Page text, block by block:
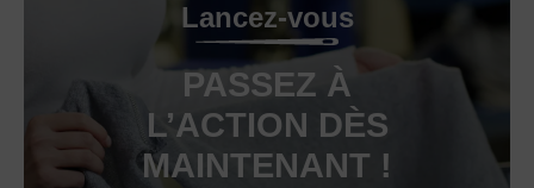
Lancez-vous
PASSEZ À
L’ACTION DÈS
MAINTENANT !